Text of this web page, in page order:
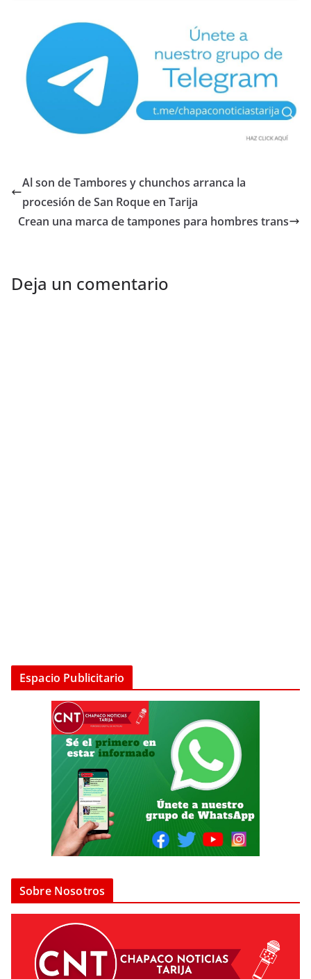
Al son de Tambores y chunchos arranca la
procesión de San Roque en Tarija
Crean una marca de tampones para hombres trans
Deja un comentario
Espacio Publicitario
Sobre Nosotros